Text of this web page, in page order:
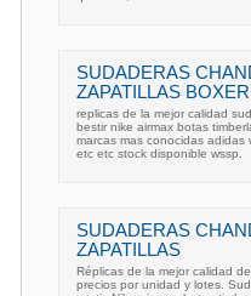
SUDADERAS
ZAPATILLAS BOXER
replicas de la mejor calidad
bestir nike airmax botas
marcas mas conocidas
etc etc stock disponible wssp.
SUDADERAS
ZAPATILLAS
Réplicas de la mejor calidad
precios por unidad y lotes.